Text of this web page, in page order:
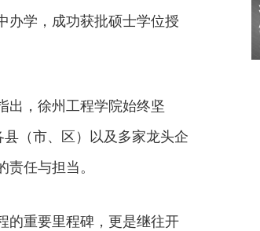
办学，成功获批硕士学位授
出，徐州工程学院始终坚
（市、区）以及多家龙头企
任与担当。
的重要里程碑，更是继往开